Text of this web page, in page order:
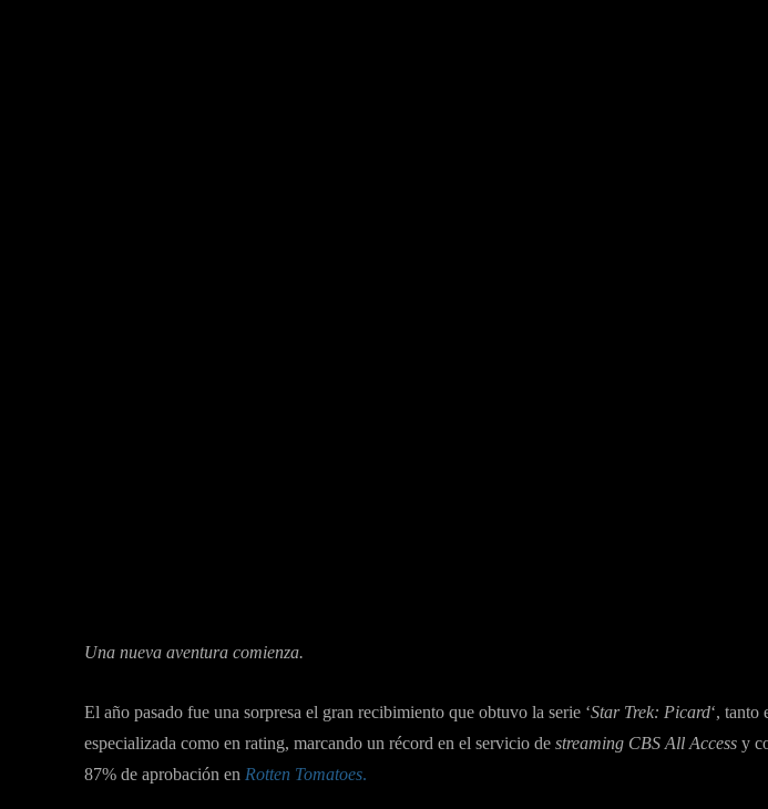
Una nueva aventura comienza.
El año pasado fue una sorpresa el gran recibimiento que obtuvo la serie ‘Star Trek: Picard‘, tanto
especializada como en rating, marcando un récord en el servicio de streaming CBS All Access y
87% de aprobación en Rotten Tomatoes.